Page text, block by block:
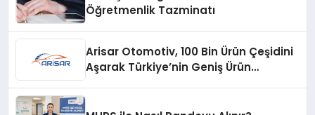
Öğretmenlik Tazminatı
Arisar Otomotiv, 100 Bin Ürün Çeşidini
Aşarak Türkiye’nin Geniş Ürün